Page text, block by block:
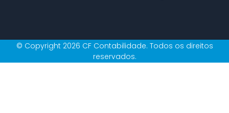
© Copyright 2026 CF Contabilidade. Todos os direitos
reservados.